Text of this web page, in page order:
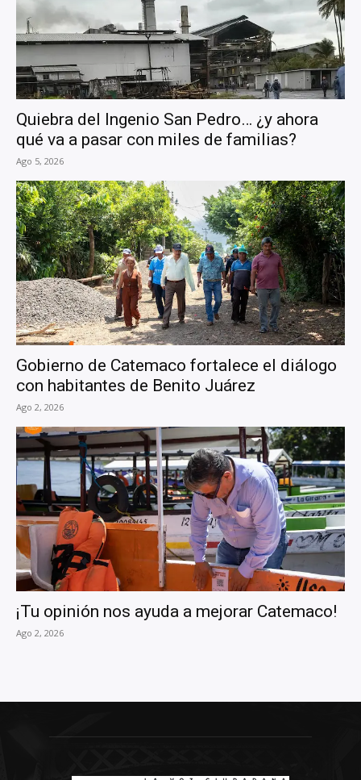
Quiebra del Ingenio San Pedro… ¿y ahora
qué va a pasar con miles de familias?
Ago 5, 2026
Gobierno de Catemaco fortalece el diálogo
con habitantes de Benito Juárez
Ago 2, 2026
¡Tu opinión nos ayuda a mejorar Catemaco!
Ago 2, 2026